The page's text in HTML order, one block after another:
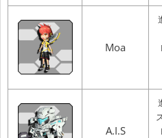
Moa
A.I.S